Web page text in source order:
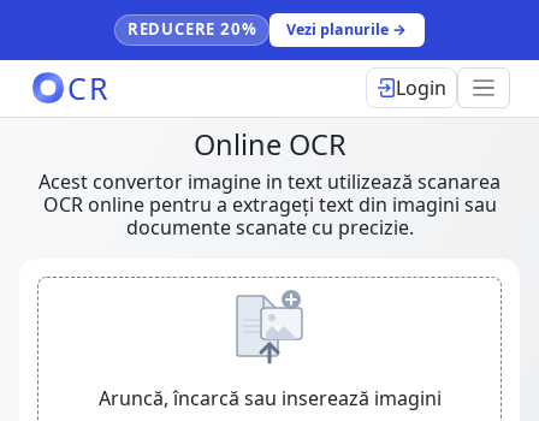
REDUCERE 20% Vezi planurile →
CR Login
Online OCR
Acest convertor imagine in text utilizează scanarea
OCR online pentru a extrageți text din imagini sau
documente scanate cu precizie.
Aruncă, încarcă sau inserează imagini